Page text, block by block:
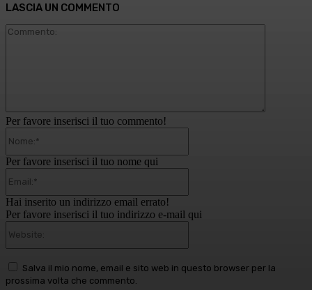
LASCIA UN COMMENTO
Per favore inserisci il tuo commento!
Per favore inserisci il tuo nome qui
Hai inserito un indirizzo email errato!
Per favore inserisci il tuo indirizzo e-mail qui
Salva il mio nome, email e sito web in questo browser per la
prossima volta che commento.